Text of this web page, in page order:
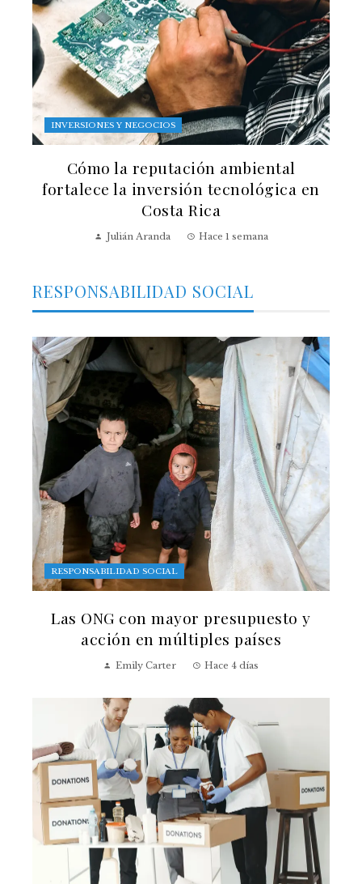
INVERSIONES Y NEGOCIOS
Cómo la reputación ambiental
fortalece la inversión tecnológica en
Costa Rica
Julián Aranda Hace 1 semana
RESPONSABILIDAD SOCIAL
RESPONSABILIDAD SOCIAL
Las ONG con mayor presupuesto y
acción en múltiples países
Emily Carter Hace 4 días